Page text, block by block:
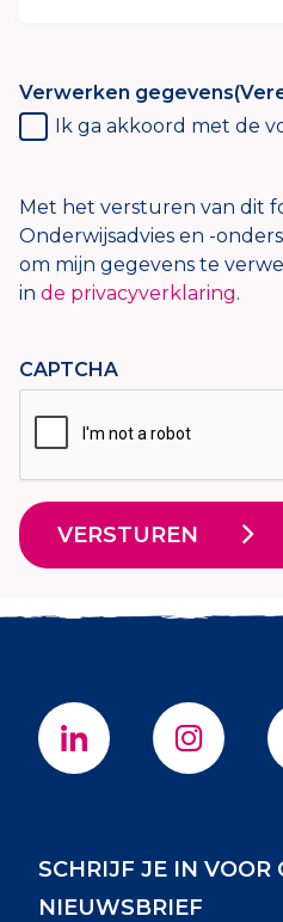
Verwerken gegevens
Ik ga akkoord met de
Met het versturen van dit
Onderwijsadvies en -
om mijn gegevens te
in de privacyverklaring.
CAPTCHA
VERSTUREN
SCHRIJF JE IN VOOR
NIEUWSBRIEF